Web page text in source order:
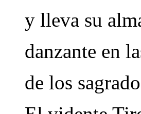
y lleva su
danzante en
de los